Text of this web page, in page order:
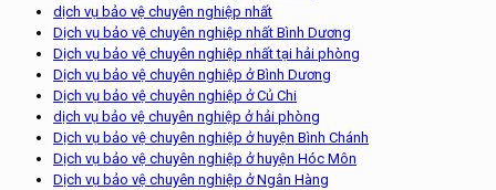
dịch vụ bảo vệ chuyên nghiệp nhất
Dịch vụ bảo vệ chuyên nghiệp nhất Bình Dương
Dịch vụ bảo vệ chuyên nghiệp nhất tại hải phòng
Dịch vụ bảo vệ chuyên nghiệp ở Bình Dương
Dịch vụ bảo vệ chuyên nghiệp ở Củ Chi
dịch vụ bảo vệ chuyên nghiệp ở hải phòng
Dịch vụ bảo vệ chuyên nghiệp ở huyện Bình Chánh
Dịch vụ bảo vệ chuyên nghiệp ở huyện Hóc Môn
Dịch vụ bảo vệ chuyên nghiệp ở Ngân Hàng